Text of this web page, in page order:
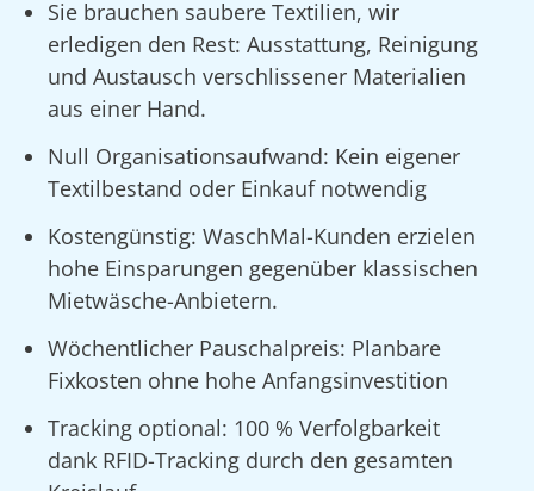
Sie brauchen saubere Textilien, wir
erledigen den Rest: Ausstattung, Reinigung
und Austausch verschlissener Materialien
aus einer Hand.
Null Organisationsaufwand: Kein eigener
Textilbestand oder Einkauf notwendig
Kostengünstig: WaschMal-Kunden erzielen
hohe Einsparungen gegenüber klassischen
Mietwäsche-Anbietern.
Wöchentlicher Pauschalpreis: Planbare
Fixkosten ohne hohe Anfangsinvestition
Tracking optional: 100 % Verfolgbarkeit
dank RFID-Tracking durch den gesamten